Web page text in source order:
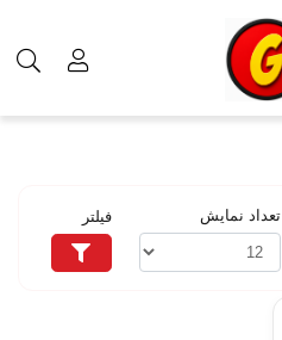
تعداد نمایش فیلتر